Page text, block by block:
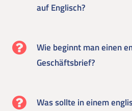
auf Englisch?
Wie beginnt man einen
Geschäftsbrief?
Was sollte in einem